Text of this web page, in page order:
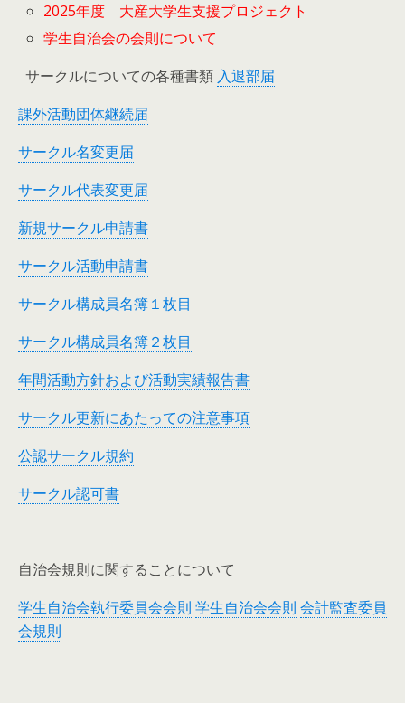
2025年度 大産大学生支援プロジェクト
学生自治会の会則について
サークルについての各種書類 入退部届
課外活動団体継続届
サークル名変更届
サークル代表変更届
新規サークル申請書
サークル活動申請書
サークル構成員名簿１枚目
サークル構成員名簿２枚目
年間活動方針および活動実績報告書
サークル更新にあたっての注意事項
公認サークル規約
サークル認可書
自治会規則に関することについて
学生自治会執行委員会会則 学生自治会会則 会計監査委員
会規則